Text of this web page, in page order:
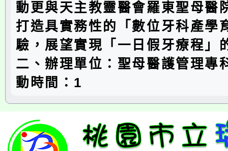
動更與天主教靈醫會羅東聖母醫
打造具實務性的「數位牙科產學
驗，展望實現「一日假牙療程」
二、辦理單位：聖母醫護管理專
動時間：1